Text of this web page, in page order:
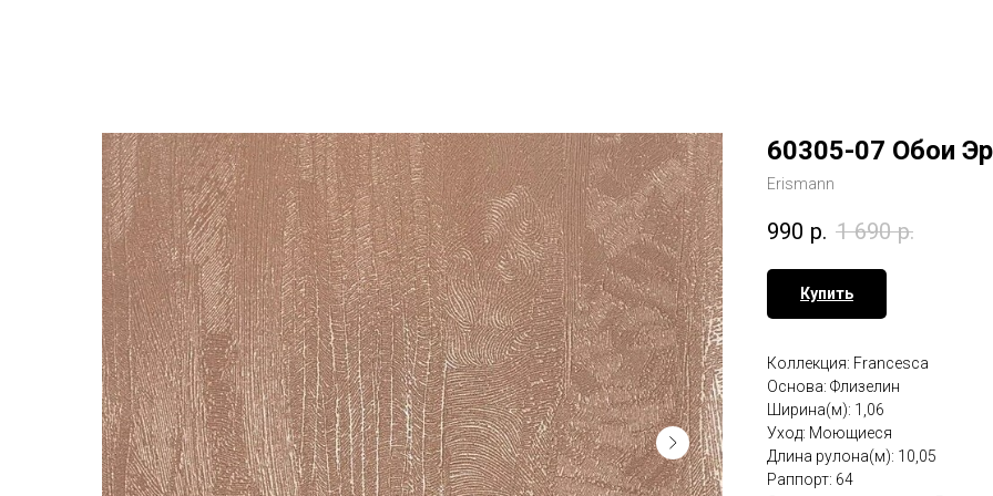
60305-07 Обои
Erismann
990 р. 1 690 р.
Купить
Коллекция: Francesca
Основа: Флизелин
Ширина(м): 1,06
Уход: Моющиеся
Длина рулона(м): 10,05
Раппорт: 64